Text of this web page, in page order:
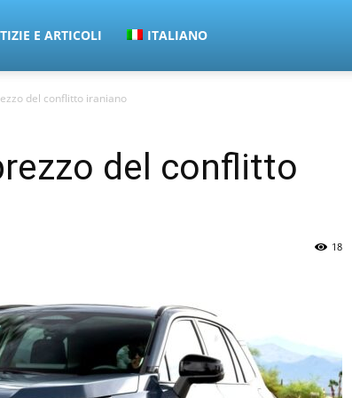
E ARTICOLI ITALIANO
del conflitto iraniano
del conflitto
18